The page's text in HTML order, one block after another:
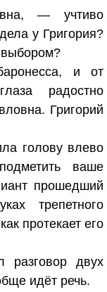
— учтиво
у Григория?
и от
радостно
Григорий
голову влево
ваше
прошедший
трепетного
протекает его
разговор двух
идёт речь.